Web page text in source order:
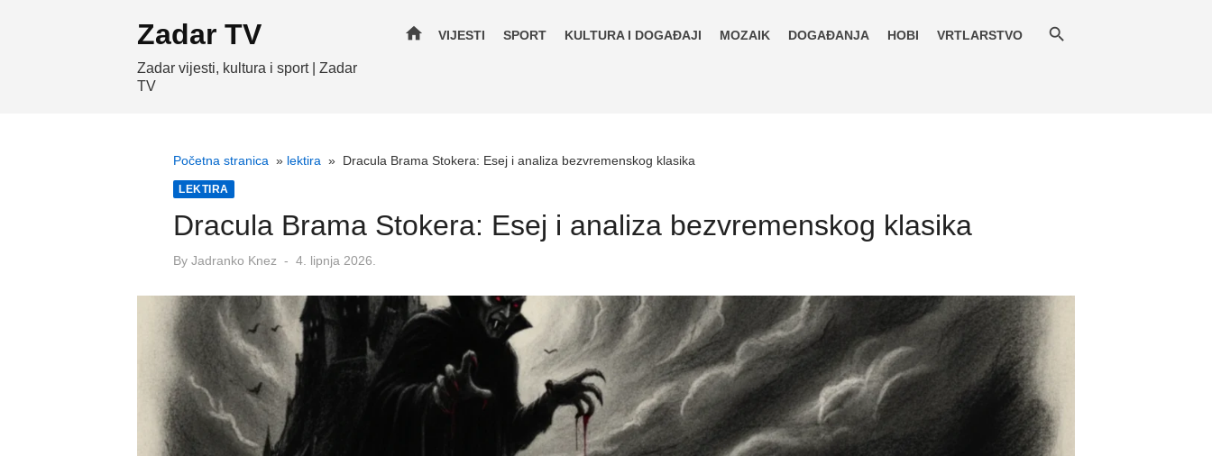
Zadar TV
Zadar vijesti, kultura i sport | Zadar
TV
home VIJESTI SPORT KULTURA I DOGAĐAJI MOZAIK DOGAĐANJA HOBI VRTLARSTVO
Početna stranica » lektira » Dracula Brama Stokera: Esej i analiza bezvremenskog klasika
LEKTIRA
Dracula Brama Stokera: Esej i analiza bezvremenskog klasika
By Jadranko Knez
Posted
4. lipnja 2026.